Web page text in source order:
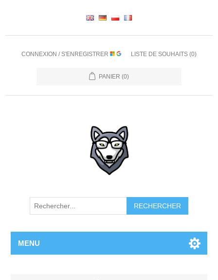
CONNEXION / S'ENREGISTRER LISTE DE SOUHAITS (0)
PANIER (0)
RECHERCHER
MENU